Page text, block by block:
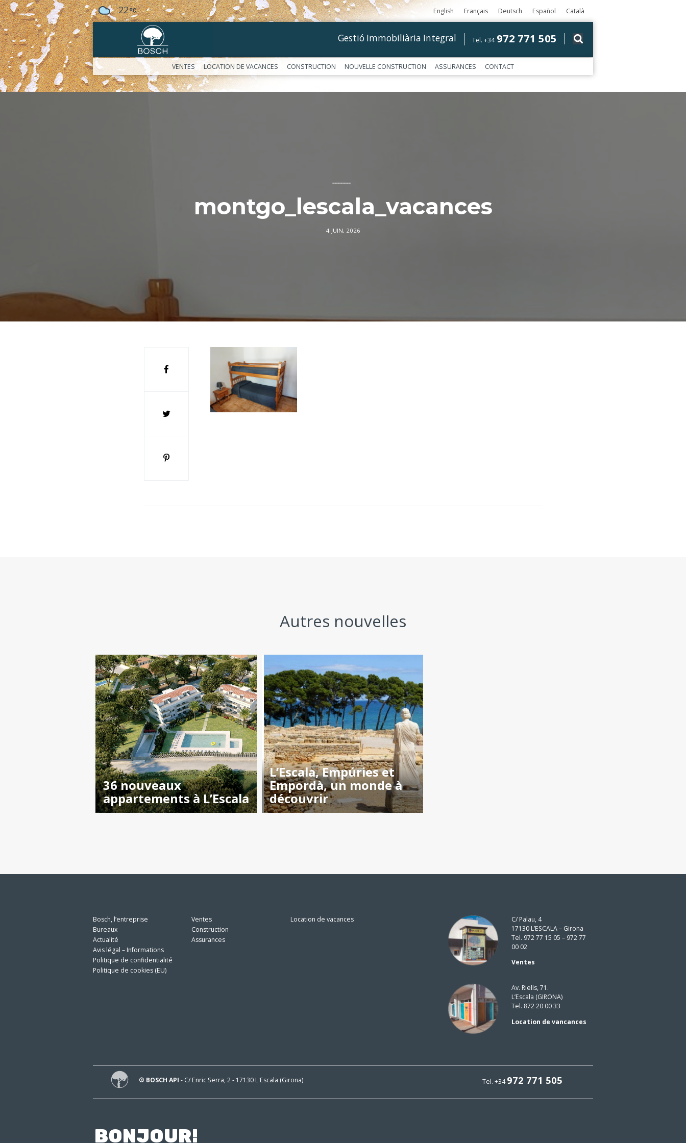
22 English Français Deutsch Español Català
Tel. +34 972 771 505
Gestió Immobiliària Integral
VENTES LOCATION DE VACANCES CONSTRUCTION NOUVELLE CONSTRUCTION ASSURANCES CONTACT
––––––––––––
montgo_lescala_vacances
4 JUIN, 2026
Autres nouvelles
36 nouveaux
appartements à L’Escala
L’Escala, Empúries et
Empordà, un monde à
découvrir
Bosch, l’entreprise
Bureaux
Actualité
Avis légal – Informations
Politique de confidentialité
Politique de cookies (EU)
Ventes
Construction
Assurances
Location de vacances
C/ Palau, 4
17130 L’ESCALA – Girona
Tel. 972 77 15 05 – 972 77
00 02
Ventes
Av. Riells, 71.
L’Escala (GIRONA)
Tel. 872 20 00 33
Location de vancances
Tel. +34972 771 505
® BOSCH API - C/ Enric Serra, 2 - 17130 L'Escala (Girona)
BONJOUR!